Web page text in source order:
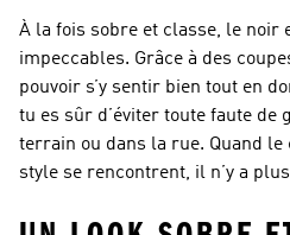
À la fois sobre et classe, le noir
impeccables. Grâce à des
pouvoir s’y sentir bien tout en
tu es sûr d’éviter toute faute de
terrain ou dans la rue. Quand
style se rencontrent, il n’y a